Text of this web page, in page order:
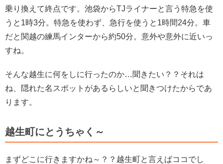
乗り換えて終点です。池袋からTJライナーと言う特急を使
うと1時3分。特急を使わず、急行を使うと1時間24分。車
だと 関越の練馬インターから約50分。意外や意外に近いっ
すね。
そんな越生に何をしに行ったのか…聞きたい？？それは
ね、隠れた名スポットがあるらしいと聞きつけたからであ
ります。
越生町にとうちゃく～
まずどこに行きますかね～？？越生町と言えばココでし